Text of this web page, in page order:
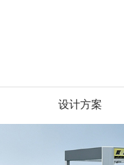
设计方案